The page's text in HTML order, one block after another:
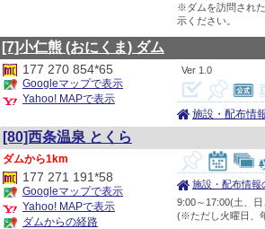
※ダムを訪問され
示ください。
[7]小仁熊 (おにくま) ダム
1.0
施設・配布情
177 270 854*65
Googleマップで表示
Yahoo! MAPで表示
[80]西条温泉 とくら
施設・配布情報
9:00～17:00(土、
(※ただし火曜日、
1km
177 271 191*58
Googleマップで表示
Yahoo! MAPで表示
ダムからの経路